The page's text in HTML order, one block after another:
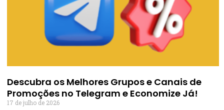
Descubra os Melhores Grupos e Canais de
Promoções no Telegram e Economize Já!
17 de julho de 2026